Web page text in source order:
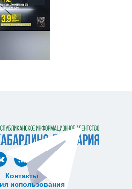
Контакты
использования